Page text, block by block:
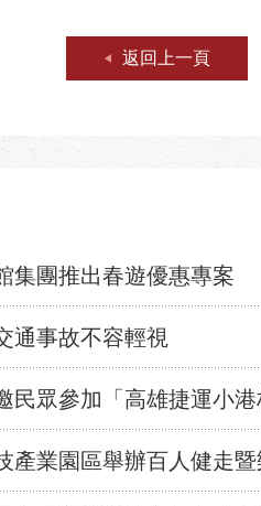
返回上一頁
集團推出春遊優惠專案
通事故不容輕視
民眾參加「高雄捷運小港
產業園區舉辦百人健走